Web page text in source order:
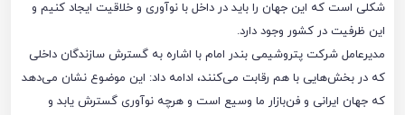
شکلی است که این جهان را باید در داخل با نوآوری و خلاقیت ایجاد کنیم و
این ظرفیت در کشور وجود دارد.
مدیرعامل شرکت پتروشیمی بندر امام با اشاره به گسترش سازندگان داخلی
که در بخش‌هایی با هم رقابت می‌کنند، ادامه داد: این موضوع نشان می‌دهد
که جهان ایرانی و فن‌بازار ما وسیع است و هرچه نوآوری گسترش یابد و